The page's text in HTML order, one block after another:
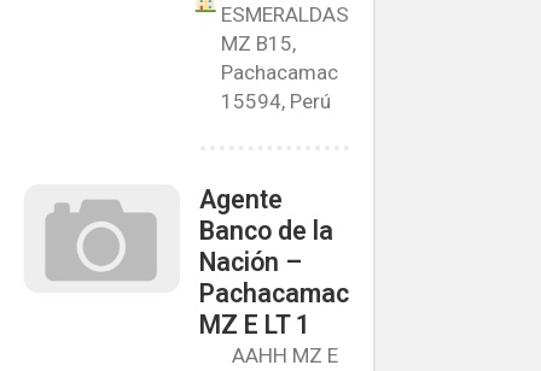
ESMERALDAS
MZ B15,
Pachacamac
15594, Perú
Agente
Banco de la
Nación –
Pachacamac
MZ E LT 1
AAHH MZ E